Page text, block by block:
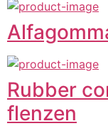
Rubber
flenzen